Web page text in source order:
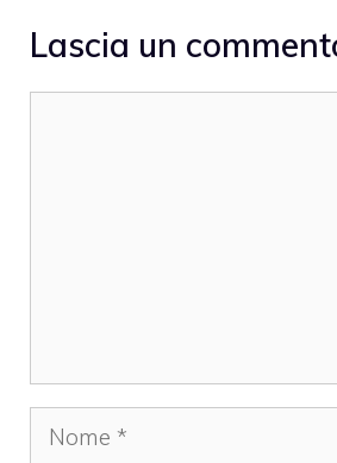
Lascia un
Nome